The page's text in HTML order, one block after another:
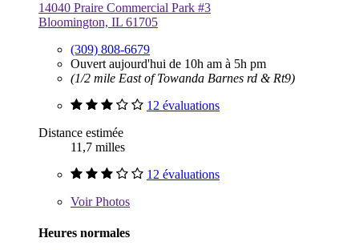
14040 Praire Commercial Park #3
Bloomington, IL 61705
(309) 808-6679
Ouvert aujourd'hui de 10h am à 5h pm
(1/2 mile East of Towanda Barnes rd & Rt9)
12 évaluations
Distance estimée
11,7 milles
12 évaluations
VoirPhotos
Heures normales